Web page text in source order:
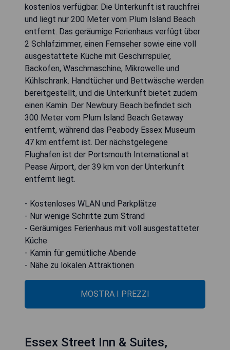
kostenlos verfügbar. Die Unterkunft ist rauchfrei
und liegt nur 200 Meter vom Plum Island Beach
entfernt. Das geräumige Ferienhaus verfügt über
2 Schlafzimmer, einen Fernseher sowie eine voll
ausgestattete Küche mit Geschirrspüler,
Backofen, Waschmaschine, Mikrowelle und
Kühlschrank. Handtücher und Bettwäsche werden
bereitgestellt, und die Unterkunft bietet zudem
einen Kamin. Der Newbury Beach befindet sich
300 Meter vom Plum Island Beach Getaway
entfernt, während das Peabody Essex Museum
47 km entfernt ist. Der nächstgelegene
Flughafen ist der Portsmouth International at
Pease Airport, der 39 km von der Unterkunft
entfernt liegt.
- Kostenloses WLAN und Parkplätze
- Nur wenige Schritte zum Strand
- Geräumiges Ferienhaus mit voll ausgestatteter
Küche
- Kamin für gemütliche Abende
- Nähe zu lokalen Attraktionen
MOSTRA I PREZZI
Essex Street Inn & Suites,